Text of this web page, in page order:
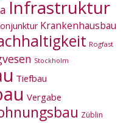
Infrastruktur
Krankenhausbau
Rogfast
Stockholm
Tiefbau
Vergabe
Züblin